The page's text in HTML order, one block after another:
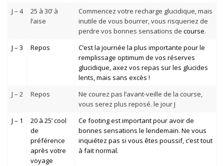
J – 4
25 à 30’ à
l’aise
Commencez votre recharge glucidique, mais
inutile de vous bourrer, vous risqueriez de
perdre vos bonnes sensations de course.
J – 3
Repos
C’est la journée la plus importante pour le
remplissage optimum de vos réserves
glucidique, axez vos repas sur les glucides
lents, mais sans excès !
J – 2
Repos
Ne courez pas l’avant-veille de la course,
vous serez plus reposé. le jour J
J – 1
20 à 25’ cool
de
préférence
après votre
voyage
Ce footing est important pour avoir de
bonnes sensations le lendemain. Ne vous
inquiétez pas si vous êtes poussif, c’est tout
à fait normal.